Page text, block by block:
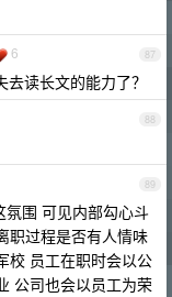
87
6
读长文的能力了？
88
89
围 可见内部勾心斗
职过程是否有人情味
校 员工在职时会以公
公司也会以员工为荣